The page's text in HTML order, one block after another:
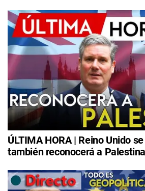
ÚLTIMA HORA | Reino Unido
también reconocerá a